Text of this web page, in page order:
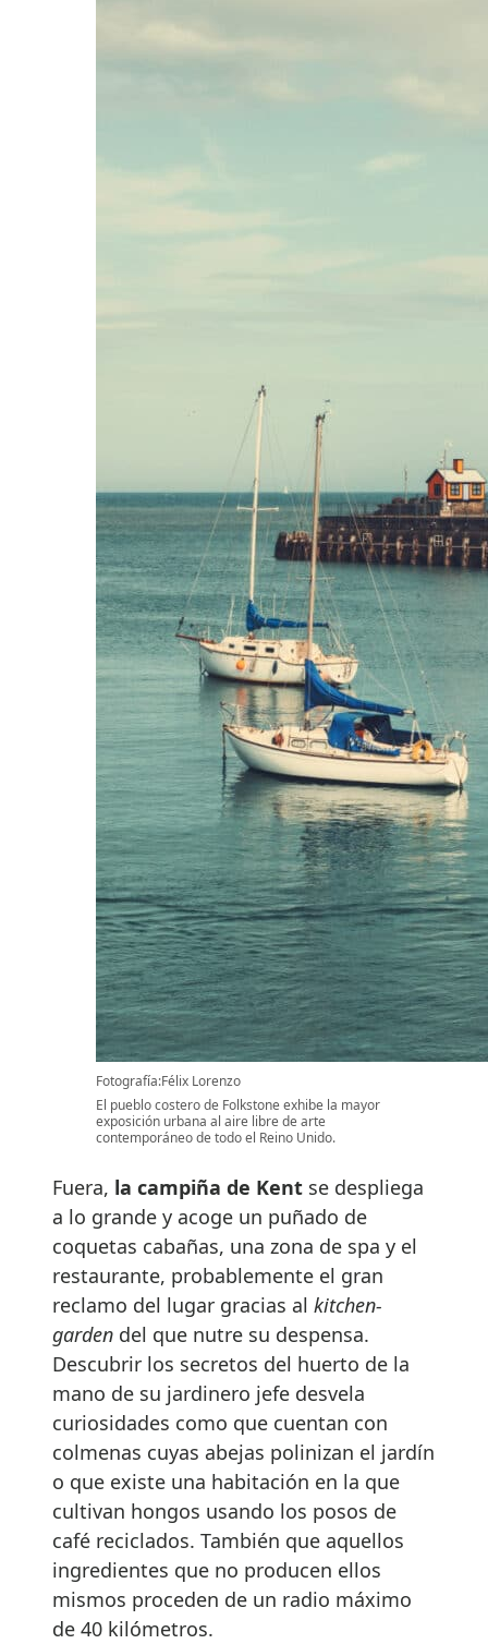
Fotografía:Félix Lorenzo
El pueblo costero de Folkstone exhibe la mayor
exposición urbana al aire libre de arte
contemporáneo de todo el Reino Unido.
Fuera, la campiña de Kent se despliega
a lo grande y acoge un puñado de
coquetas cabañas, una zona de spa y el
restaurante, probablemente el gran
reclamo del lugar gracias al kitchen-
garden del que nutre su despensa.
Descubrir los secretos del huerto de la
mano de su jardinero jefe desvela
curiosidades como que cuentan con
colmenas cuyas abejas polinizan el jardín
o que existe una habitación en la que
cultivan hongos usando los posos de
café reciclados. También que aquellos
ingredientes que no producen ellos
mismos proceden de un radio máximo
de 40 kilómetros.